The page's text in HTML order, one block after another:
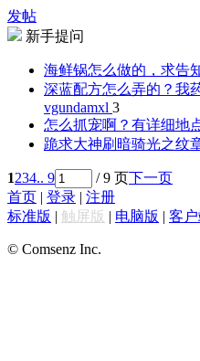
发帖
新手提问
海鲜锅怎么做的，求告
深蓝配方怎么弄的？我
vgundamxl 3
怎么抓宠啊？有详细地
跪求大神刷暗骑光之纹
1234.. 9 / 9 页下一页
首页 | 登录 | 注册
标准版 | 触屏版 | 电脑版 | 客
© Comsenz Inc.